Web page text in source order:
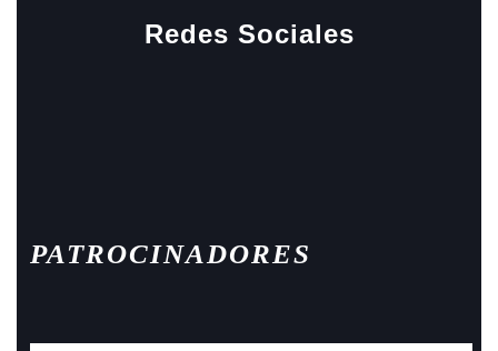
Redes Sociales
PATROCINADORES